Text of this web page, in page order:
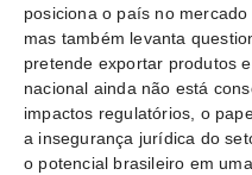
posiciona o país no
mas também levanta
pretende exportar produtos
nacional ainda não está
impactos regulatórios, o
a insegurança jurídica do
o potencial brasileiro em